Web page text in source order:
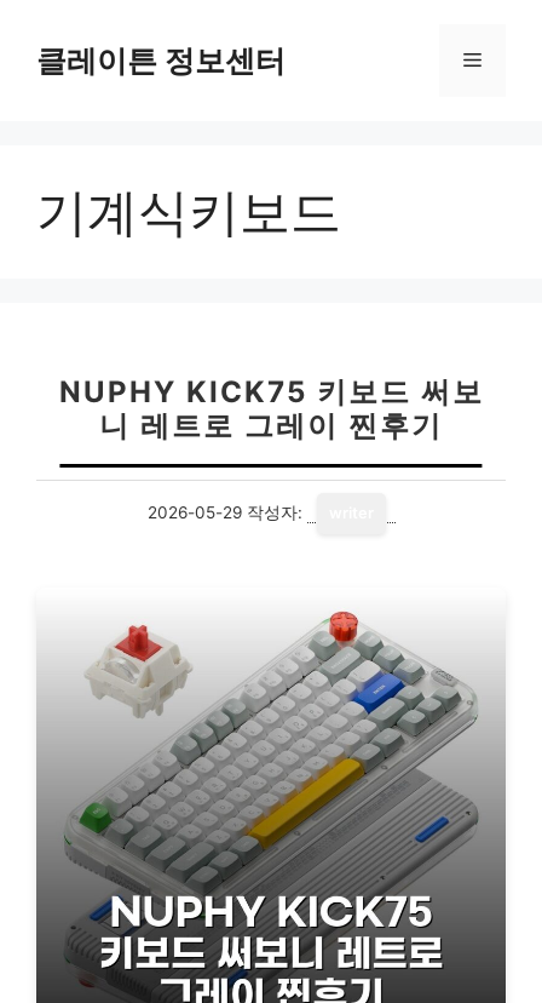
클레이튼 정보센터 메
기계식키보드
NUPHY KICK75 키보드 써보
니 레트로 그레이 찐후기
2026-05-29 작성자: